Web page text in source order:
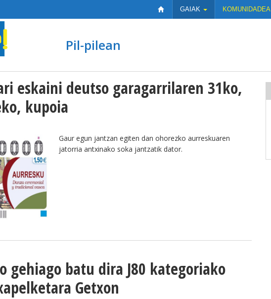
GAIAK KOMUNIDADEA
Pil-pilean
eskaini deutso garagarrilaren 31ko,
kupoia
Gaur egun jantzan egiten dan ohorezko aurreskuaren
jatorria antxinako soka jantzatik dator.
gehiago batu dira J80 kategoriako
Getxon